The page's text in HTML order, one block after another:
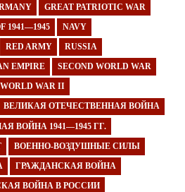
GREAT PATRIOTIC WAR
1941—1945 NAVY
RED ARMY RUSSIA
EMPIRE SECOND WORLD WAR
WORLD WAR II
ВЕЛИКАЯ ОТЕЧЕСТВЕННАЯ ВОЙНА
ВОЙНА 1941—1945 ГГ.
ВОЕННО-ВОЗДУШНЫЕ СИЛЫ
ГРАЖДАНСКАЯ ВОЙНА
ВОЙНА В РОССИИ